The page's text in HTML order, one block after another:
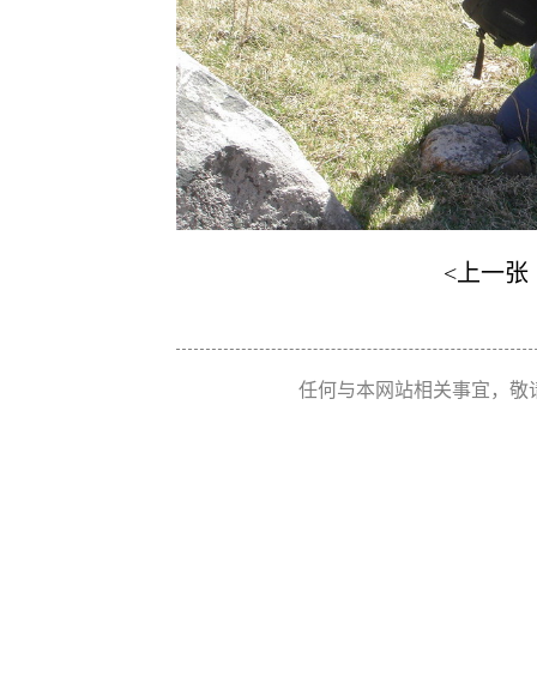
<上一张
任何与本网站相关事宜，敬